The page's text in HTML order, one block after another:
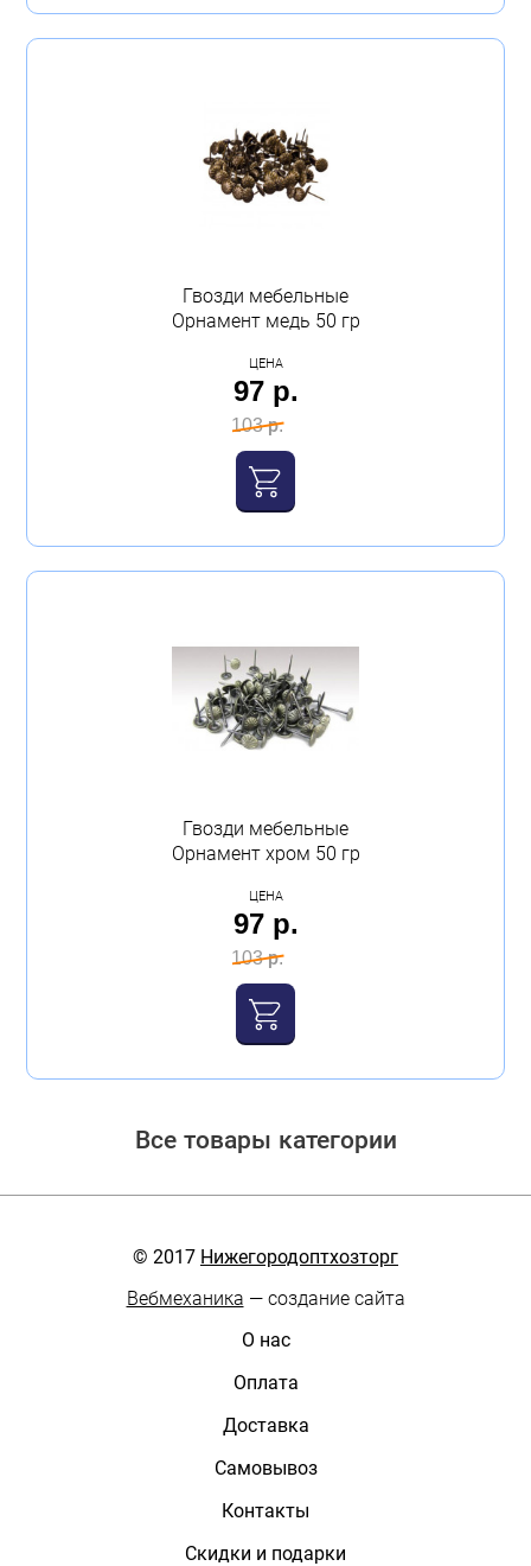
Гвозди мебельные
Орнамент медь 50 гр
ЦЕНА
97 р.
103 р.
Гвозди мебельные
Орнамент хром 50 гр
ЦЕНА
97 р.
103 р.
Все товары категории
© 2017 Нижегородоптхозторг
Вебмеханика — создание сайта
О нас
Оплата
Доставка
Самовывоз
Контакты
Скидки и подарки